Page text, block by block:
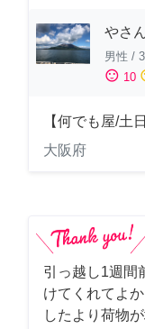
やさ
男性 /
sentiment_satisfied 10
【何でも屋/土
大阪府
引っ越し1週間
けてくれてよ
したより荷物